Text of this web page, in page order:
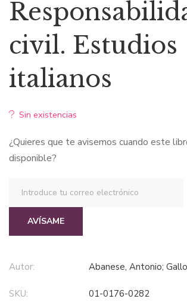
original
era:
$28,98.
actual
es:
civil. Estudios
italianos
Sin existencias
¿Quieres que te avisemos cuando este
disponible?
AVÍSAME
Autor: Abanese, Antonio;
SKU: 01-0176-0282